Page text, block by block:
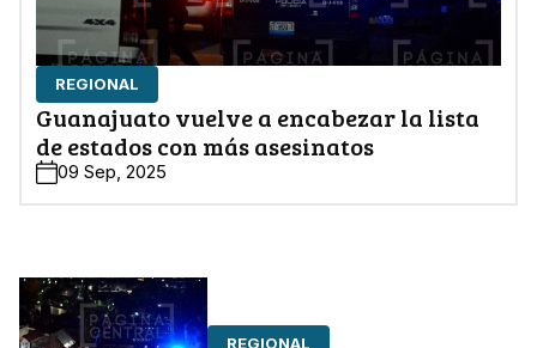
REGIONAL
Guanajuato vuelve a encabezar la lista
de estados con más asesinatos
09 Sep, 2025
REGIONAL